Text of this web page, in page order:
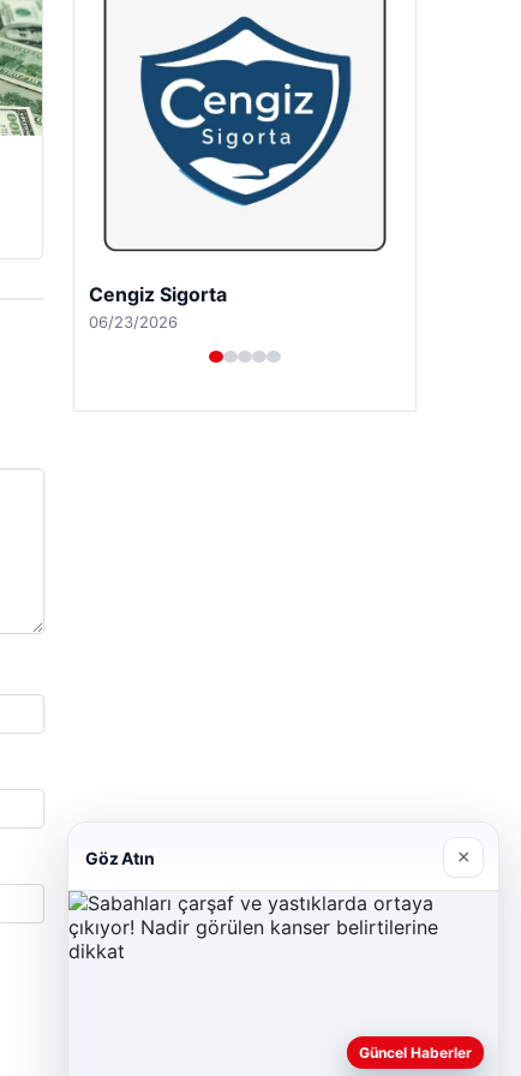
Hastaş Beton
05/26/2026
Göz Atın ×
Güncel Haberler